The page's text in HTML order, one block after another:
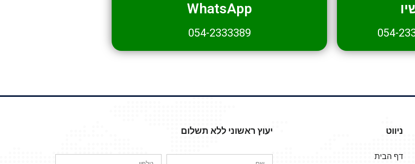
054-
WhatsApp
054-2333389
ניווט
דף הבית
יעוץ ראשוני ללא תשלום